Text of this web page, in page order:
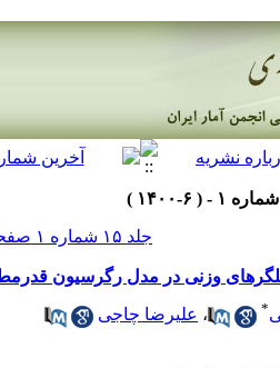
جلد ۱۵ شماره ۱ صفحات ۶۰-۳۹
وزنی در مدل رگرسیون
* ، علیرضا چاجی